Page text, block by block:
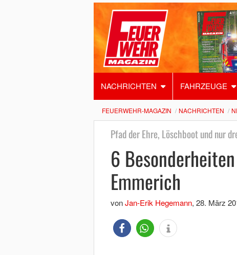
NACHRICHTEN FAHRZEUGE
FEUERWEHR-MAGAZIN NACHRICHTEN
Pfad der Ehre, Löschboot und nur
6
Emmerich
vonJan-Erik Hegemann, 28. März